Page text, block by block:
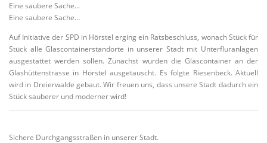
Eine saubere Sache...
Eine saubere Sache…
Auf Initiative der SPD in Hörstel erging ein Ratsbeschluss, wonach Stück für
Stück alle Glascontainerstandorte in unserer Stadt mit Unterfluranlagen
ausgestattet werden sollen. Zunächst wurden die Glascontainer an der
Glashüttenstrasse in Hörstel ausgetauscht. Es folgte Riesenbeck. Aktuell
wird in Dreierwalde gebaut. Wir freuen uns, dass unsere Stadt dadurch ein
Stück sauberer und moderner wird!
Sichere Durchgangsstraßen in unserer Stadt.